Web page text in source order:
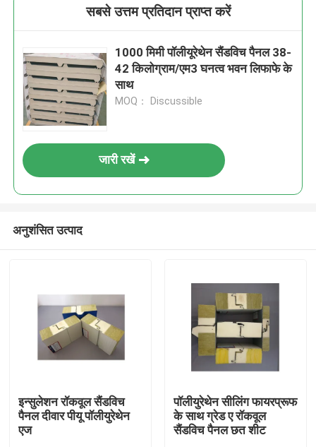
घर
सबसे उत्तम प्रतिदान प्राप्त करें
1000 मिमी पॉलीयूरेथेन सैंडविच पैनल 38-
42 किलोग्राम/एम3 घनत्व भवन लिफाफे के
साथ
MOQ： Discussible
जारी रखें
अनुशंसित उत्पाद
इन्सुलेशन रॉकवूल सैंडविच
पैनल दीवार पीयू पॉलीयुरेथेन
एज
पॉलीयुरेथेन सीलिंग फायरप्रूफ
के साथ ग्रेड ए रॉकवूल
सैंडविच पैनल छत शीट